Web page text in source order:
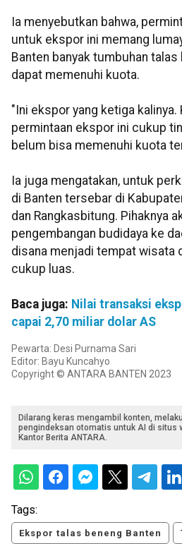
Ia menyebutkan bahwa,
untuk ekspor ini memang
Banten banyak tumbuhan
dapat memenuhi kuota.
"Ini ekspor yang ketiga kalinya.
permintaan ekspor ini cukup
belum bisa memenuhi kuota
Ia juga mengatakan, untuk
di Banten tersebar di
dan Rangkasbitung. Pihaknya
pengembangan budidaya ke
disana menjadi tempat wisata
cukup luas.
Baca juga: Nilai transaksi
capai 2,70 miliar dolar AS
Pewarta: Desi Purnama Sari
Editor: Bayu Kuncahyo
Copyright © ANTARA BANTEN 2023
Dilarang keras mengambil konten,
pengindeksan otomatis untuk AI di situs
Kantor Berita ANTARA.
Tags:
Ekspor talas beneng Banten